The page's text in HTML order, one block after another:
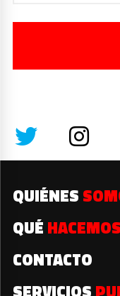
QUIÉNES
QUÉ HACEMOS
CONTACTO